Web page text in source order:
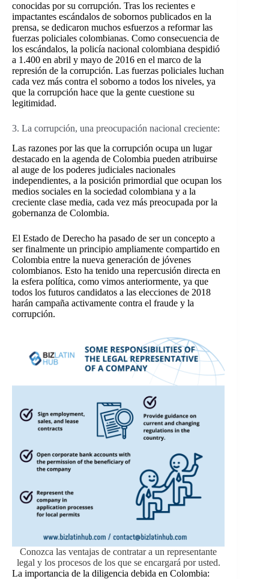
conocidas por su corrupción. Tras los recientes e
impactantes escándalos de sobornos publicados en la
prensa, se dedicaron muchos esfuerzos a reformar las
fuerzas policiales colombianas. Como consecuencia de
los escándalos, la policía nacional colombiana despidió
a 1.400 en abril y mayo de 2016 en el marco de la
represión de la corrupción. Las fuerzas policiales luchan
cada vez más contra el soborno a todos los niveles, ya
que la corrupción hace que la gente cuestione su
legitimidad.
3. La corrupción, una preocupación nacional creciente:
Las razones por las que la corrupción ocupa un lugar
destacado en la agenda de Colombia pueden atribuirse
al auge de los poderes judiciales nacionales
independientes, a la posición primordial que ocupan los
medios sociales en la sociedad colombiana y a la
creciente clase media, cada vez más preocupada por la
gobernanza de Colombia.
El Estado de Derecho ha pasado de ser un concepto a
ser finalmente un principio ampliamente compartido en
Colombia entre la nueva generación de jóvenes
colombianos. Esto ha tenido una repercusión directa en
la esfera política, como vimos anteriormente, ya que
todos los futuros candidatos a las elecciones de 2018
harán campaña activamente contra el fraude y la
corrupción.
Conozca las ventajas de contratar a un representante
legal y los procesos de los que se encargará por usted.
La importancia de la diligencia debida en Colombia: